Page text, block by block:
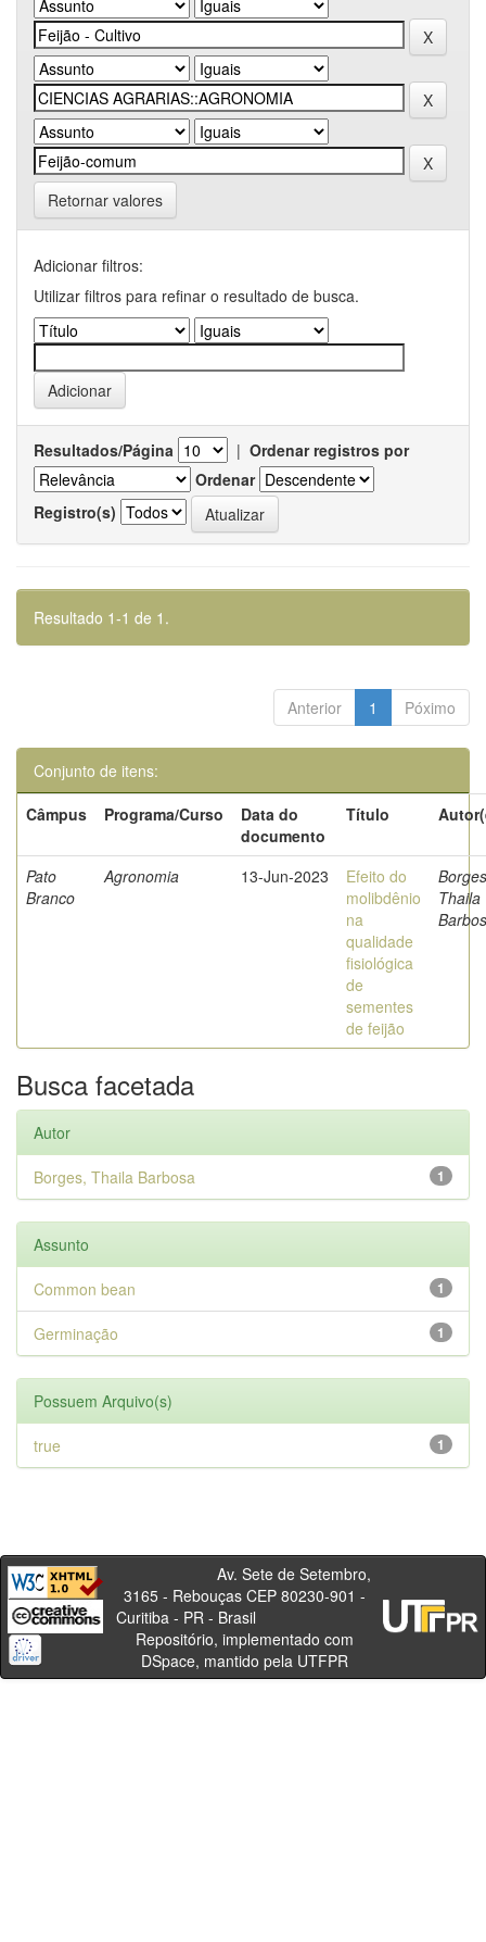
Retornar valores
Adicionar filtros:
Utilizar filtros para refinar o resultado de busca.
Resultados/Página | Ordenar registros por
Ordenar
Registro(s)
Resultado 1-1 de 1.
Anterior 1 Póximo
Conjunto de itens:
Câmpus
Programa/Curso
Data do
documento
Título
Pato
Branco
Agronomia 13-Jun-2023
Efeito do
molibdênio
na
qualidade
fisiológica
de
sementes
de feijão
Thaila
Busca facetada
Autor
1
Borges, Thaila Barbosa
Assunto
1
Common bean
1
Germinação
Possuem Arquivo(s)
1
true
Av. Sete de Setembro,
3165 - Rebouças CEP 80230-901 -
Curitiba - PR - Brasil
Repositório, implementado com
DSpace, mantido pela UTFPR